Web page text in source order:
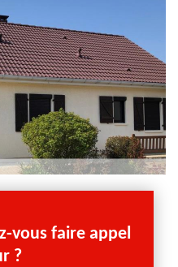
ou l’entretien de celle-ci.
contactez-nous
!
vous faire appel
?